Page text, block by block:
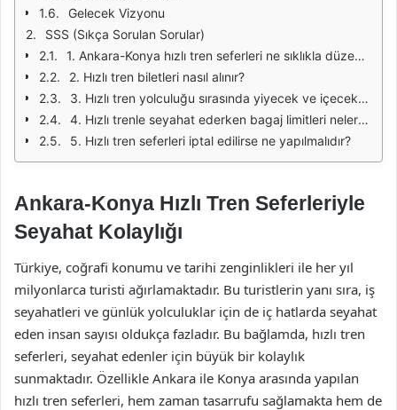
Gelecek Vizyonu
SSS (Sıkça Sorulan Sorular)
1. Ankara-Konya hızlı tren seferleri ne sıklıkla düzenlenmektedir?
2. Hızlı tren biletleri nasıl alınır?
3. Hızlı tren yolculuğu sırasında yiyecek ve içecek servisi var mı?
4. Hızlı trenle seyahat ederken bagaj limitleri nelerdir?
5. Hızlı tren seferleri iptal edilirse ne yapılmalıdır?
Ankara-Konya Hızlı Tren Seferleriyle
Seyahat Kolaylığı
Türkiye, coğrafi konumu ve tarihi zenginlikleri ile her yıl
milyonlarca turisti ağırlamaktadır. Bu turistlerin yanı sıra, iş
seyahatleri ve günlük yolculuklar için de iç hatlarda seyahat
eden insan sayısı oldukça fazladır. Bu bağlamda, hızlı tren
seferleri, seyahat edenler için büyük bir kolaylık
sunmaktadır. Özellikle Ankara ile Konya arasında yapılan
hızlı tren seferleri, hem zaman tasarrufu sağlamakta hem de